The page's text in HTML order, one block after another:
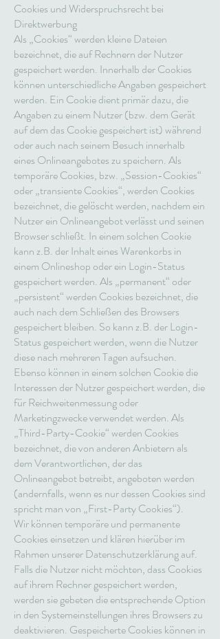
Cookies und Widerspruchsrecht bei
Direktwerbung
Als „Cookies“ werden kleine Dateien
bezeichnet, die auf Rechnern der Nutzer
gespeichert werden. Innerhalb der Cookies
können unterschiedliche Angaben gespeichert
werden. Ein Cookie dient primär dazu, die
Angaben zu einem Nutzer (bzw. dem Gerät
auf dem das Cookie gespeichert ist) während
oder auch nach seinem Besuch innerhalb
eines Onlineangebotes zu speichern. Als
temporäre Cookies, bzw. „Session-Cookies“
oder „transiente Cookies“, werden Cookies
bezeichnet, die gelöscht werden, nachdem ein
Nutzer ein Onlineangebot verlässt und seinen
Browser schließt. In einem solchen Cookie
kann z.B. der Inhalt eines Warenkorbs in
einem Onlineshop oder ein Login-Status
gespeichert werden. Als „permanent“ oder
„persistent“ werden Cookies bezeichnet, die
auch nach dem Schließen des Browsers
gespeichert bleiben. So kann z.B. der Login-
Status gespeichert werden, wenn die Nutzer
diese nach mehreren Tagen aufsuchen.
Ebenso können in einem solchen Cookie die
Interessen der Nutzer gespeichert werden, die
für Reichweitenmessung oder
Marketingzwecke verwendet werden. Als
„Third-Party-Cookie“ werden Cookies
bezeichnet, die von anderen Anbietern als
dem Verantwortlichen, der das
Onlineangebot betreibt, angeboten werden
(andernfalls, wenn es nur dessen Cookies sind
spricht man von „First-Party Cookies“).
Wir können temporäre und permanente
Cookies einsetzen und klären hierüber im
Rahmen unserer Datenschutzerklärung auf.
Falls die Nutzer nicht möchten, dass Cookies
auf ihrem Rechner gespeichert werden,
werden sie gebeten die entsprechende Option
in den Systemeinstellungen ihres Browsers zu
deaktivieren. Gespeicherte Cookies können in